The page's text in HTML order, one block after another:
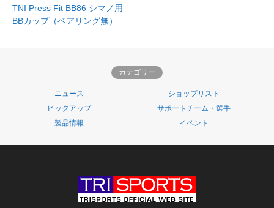
TNI Press Fit BB86 シマノ用
BBカップ（ベアリング無）
カテゴリー
ニュース
ショップリスト
ピックアップ
サポートチーム・選手
製品情報
イベント